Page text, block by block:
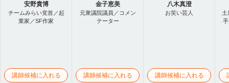
安野貴博
チームみらい党首／起
業家／SF作家
講師候補に入れる
金子恵美
元衆議院議員／コメン
テーター
講師候補に入れる
八木真澄
お笑い芸人
講師候補に入れる
土